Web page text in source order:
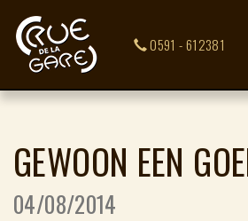
0591 - 612381
GEWOON EEN
04/08/2014